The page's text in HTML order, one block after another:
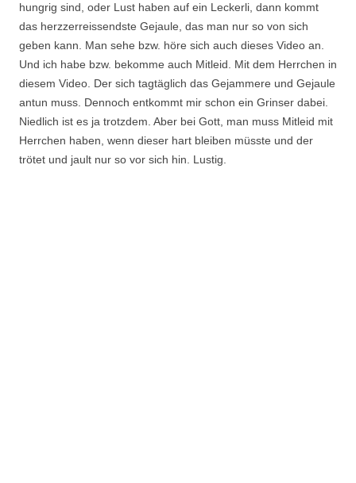
hungrig sind, oder Lust haben auf ein Leckerli, dann kommt
das herzzerreissendste Gejaule, das man nur so von sich
geben kann. Man sehe bzw. höre sich auch dieses Video an.
Und ich habe bzw. bekomme auch Mitleid. Mit dem Herrchen in
diesem Video. Der sich tagtäglich das Gejammere und Gejaule
antun muss. Dennoch entkommt mir schon ein Grinser dabei.
Niedlich ist es ja trotzdem. Aber bei Gott, man muss Mitleid mit
Herrchen haben, wenn dieser hart bleiben müsste und der
trötet und jault nur so vor sich hin. Lustig.